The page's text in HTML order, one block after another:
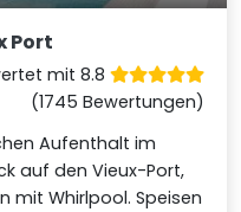
Port
mit 8.8
(1745 Bewertungen)
Aufenthalt im
auf den Vieux-Port,
mit Whirlpool. Speisen